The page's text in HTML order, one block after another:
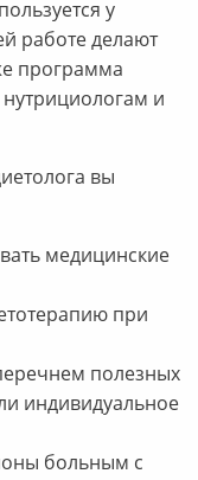
у
работе делают
программа
и
вы
медицинские
при
полезных
индивидуальное
больным с